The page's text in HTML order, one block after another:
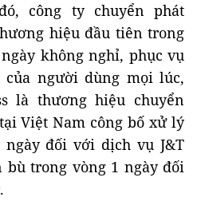
công ty chuyển phát
hiệu đầu tiên trong
không nghỉ, phục vụ
người dùng mọi lúc,
là thương hiệu chuyển
Việt Nam công bố xử lý
đối với dịch vụ J&T
bù trong vòng 1 ngày đối